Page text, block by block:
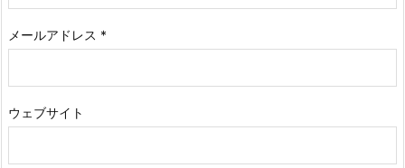
メールアドレス *
ウェブサイト